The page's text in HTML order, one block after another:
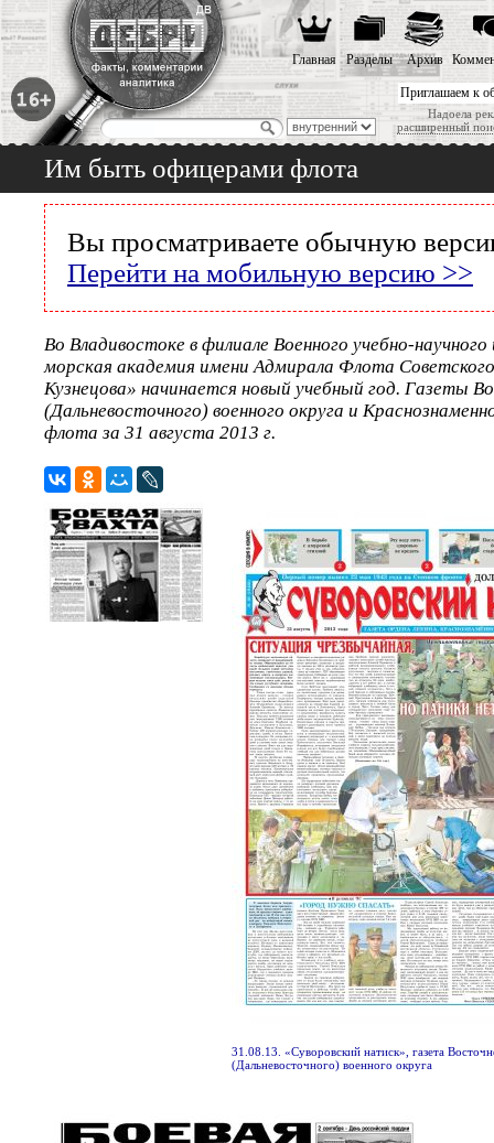
Приглашаем к
Надоела
расширенный
Главная Разделы Архив
Им быть офицерами флота
Вы просматриваете обычную
Перейти на мобильную версию >>
Во Владивостоке в филиале Военного учебно-
морская академия имени Адмирала Флота
Кузнецова» начинается новый учебный год. Газеты
(Дальневосточного) военного округа и
флота за 31 августа 2013 г.
31.08.13. «Суворовский натиск», газета
(Дальневосточного) военного округа